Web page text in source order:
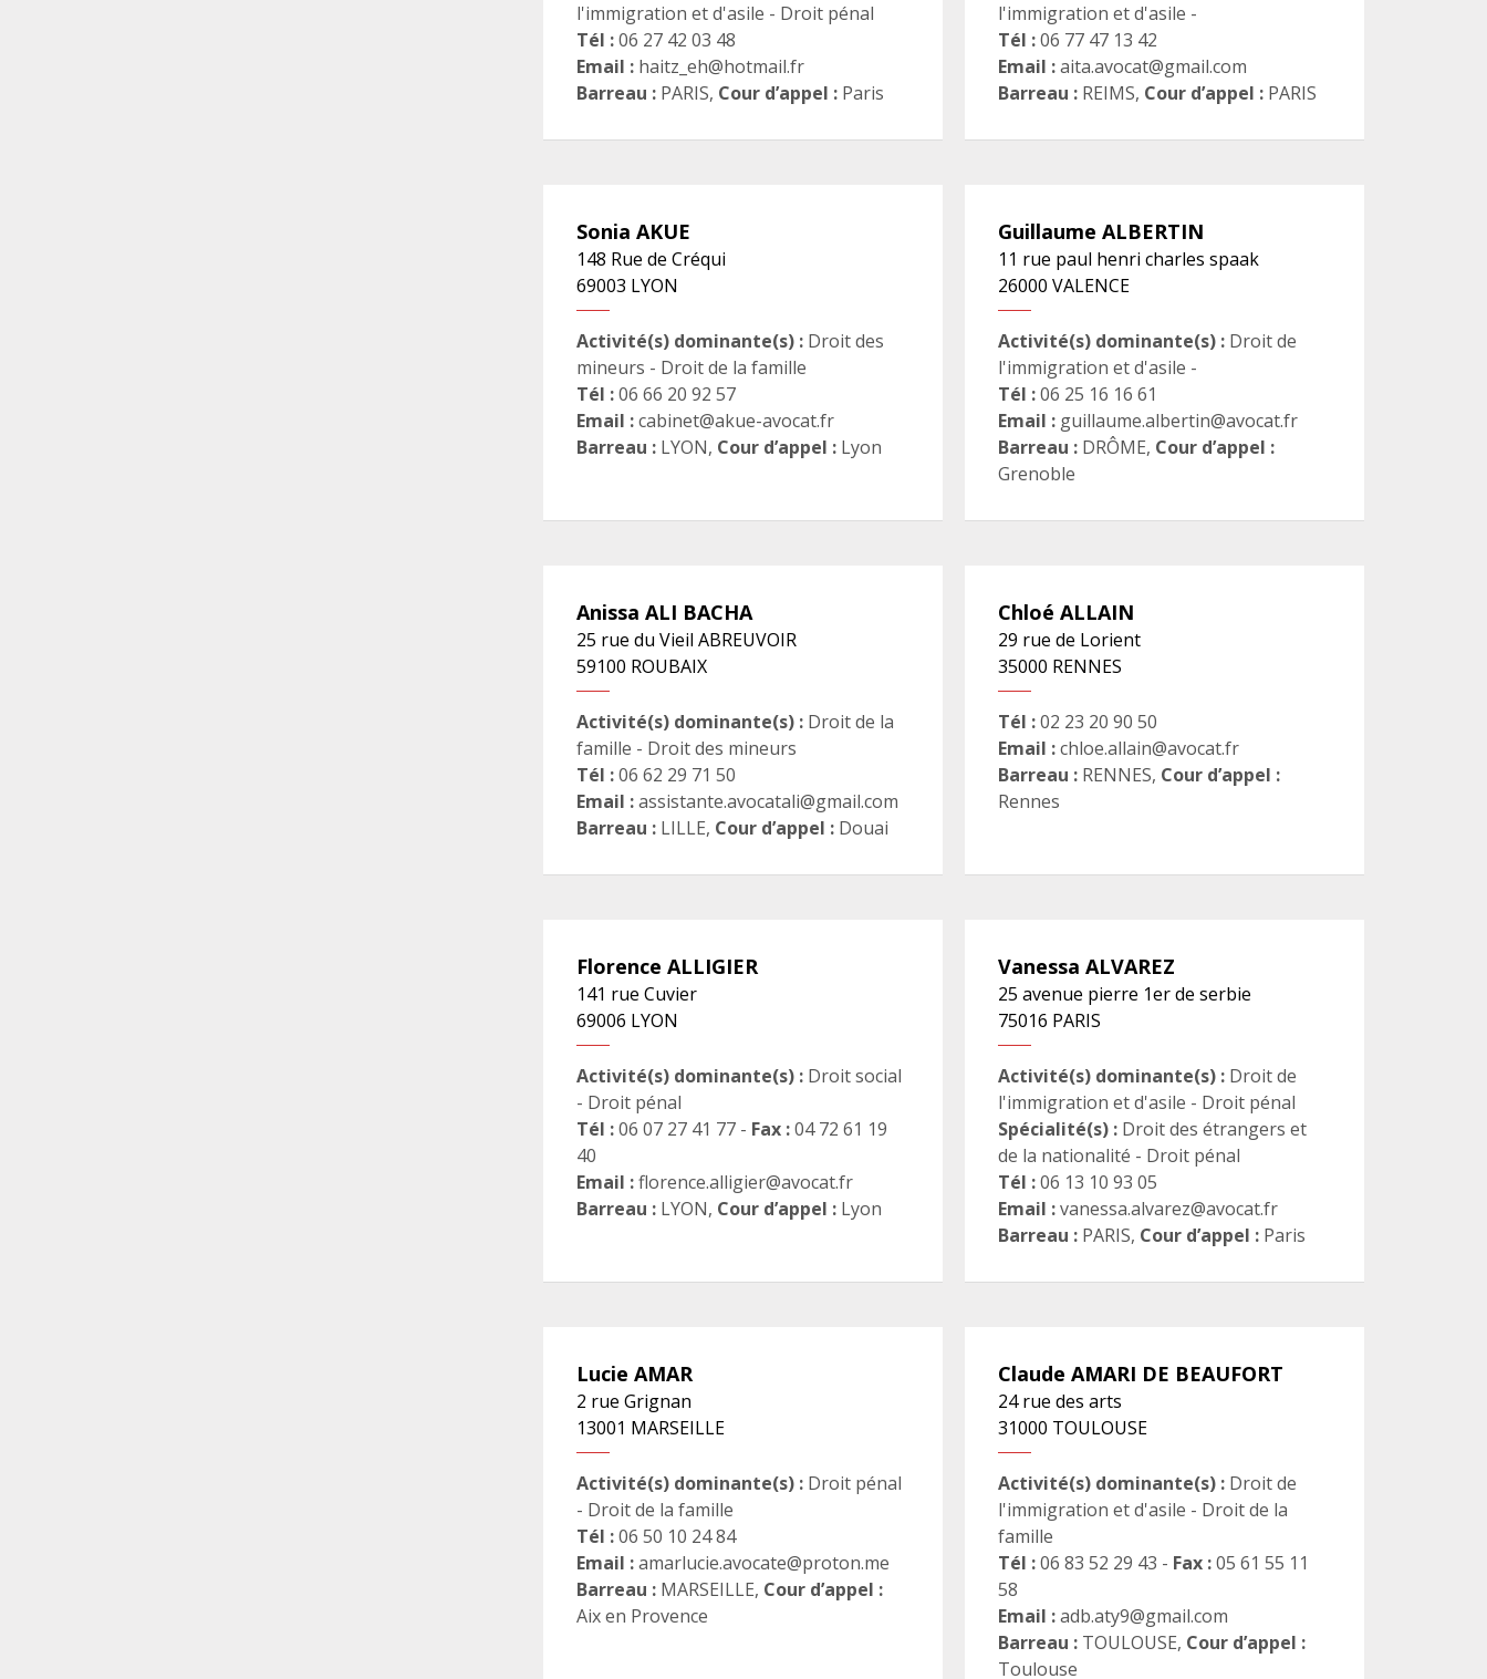
l'immigration et d'asile - Droit pénal
Tél :06 27 42 03 48
Email :haitz_eh@hotmail.fr
Barreau :PARIS, Cour d’appel :Paris
l'immigration et d'asile -
Tél :06 77 47 13 42
Email :aita.avocat@gmail.com
Barreau :REIMS, Cour d’appel :PARIS
Sonia AKUE
148 Rue de Créqui
69003 LYON
Activité(s) dominante(s) :Droit des
mineurs - Droit de la famille
Tél :06 66 20 92 57
Email :cabinet@akue-avocat.fr
Barreau :LYON, Cour d’appel :Lyon
Guillaume ALBERTIN
11 rue paul henri charles spaak
26000 VALENCE
Activité(s) dominante(s) :Droit de
l'immigration et d'asile -
Tél :06 25 16 16 61
Email :guillaume.albertin@avocat.fr
Barreau :DRÔME, Cour d’appel :
Grenoble
Anissa ALI BACHA
25 rue du Vieil ABREUVOIR
59100 ROUBAIX
Activité(s) dominante(s) :Droit de la
famille - Droit des mineurs
Tél :06 62 29 71 50
Email :assistante.avocatali@gmail.com
Barreau :LILLE, Cour d’appel :Douai
Chloé ALLAIN
29 rue de Lorient
35000 RENNES
Tél :02 23 20 90 50
Email :chloe.allain@avocat.fr
Barreau :RENNES, Cour d’appel :
Rennes
Florence ALLIGIER
141 rue Cuvier
69006 LYON
Activité(s) dominante(s) :Droit social
- Droit pénal
Tél :06 07 27 41 77 - Fax :04 72 61 19
40
Email :florence.alligier@avocat.fr
Barreau :LYON, Cour d’appel :Lyon
Vanessa ALVAREZ
25 avenue pierre 1er de serbie
75016 PARIS
Activité(s) dominante(s) :Droit de
l'immigration et d'asile - Droit pénal
Spécialité(s) :Droit des étrangers et
de la nationalité - Droit pénal
Tél :06 13 10 93 05
Email :vanessa.alvarez@avocat.fr
Barreau :PARIS, Cour d’appel :Paris
Lucie AMAR
2 rue Grignan
13001 MARSEILLE
Activité(s) dominante(s) :Droit pénal
- Droit de la famille
Tél :06 50 10 24 84
Email :amarlucie.avocate@proton.me
Barreau :MARSEILLE, Cour d’appel :
Aix en Provence
Claude AMARI DE BEAUFORT
24 rue des arts
31000 TOULOUSE
Activité(s) dominante(s) :Droit de
l'immigration et d'asile - Droit de la
famille
Tél :06 83 52 29 43 - Fax :05 61 55 11
58
Email :adb.aty9@gmail.com
Barreau :TOULOUSE, Cour d’appel :
Toulouse